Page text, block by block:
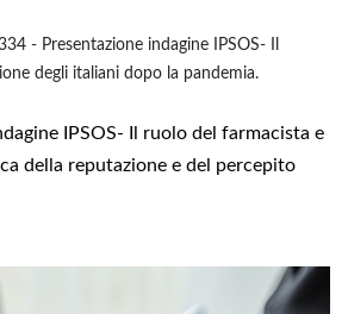
- Presentazione indagine IPSOS- Il
degli italiani dopo la pandemia.
IPSOS- Il ruolo del farmacista e
della reputazione e del percepito